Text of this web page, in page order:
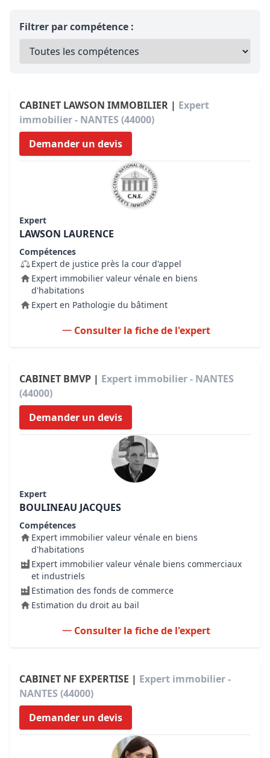
Filtrer par compétence :
CABINET LAWSON IMMOBILIER | Expert
immobilier - NANTES (44000)
Demander un devis
Expert
LAWSON LAURENCE
Compétences
Expert de justice près la cour d'appel
Expert immobilier valeur vénale en biens
d'habitations
Expert en Pathologie du bâtiment
Consulter la fiche de l'expert
CABINET BMVP | Expert immobilier - NANTES
(44000)
Demander un devis
Expert
BOULINEAU JACQUES
Compétences
Expert immobilier valeur vénale en biens
d'habitations
Expert immobilier valeur vénale biens commerciaux
et industriels
Estimation des fonds de commerce
Estimation du droit au bail
Consulter la fiche de l'expert
CABINET NF EXPERTISE | Expert immobilier -
NANTES (44000)
Demander un devis